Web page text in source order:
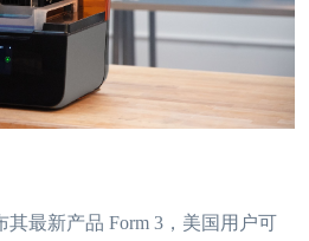
其最新产品 Form 3，美国用户可